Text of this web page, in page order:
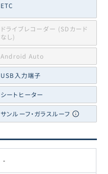
ETC
ドライブレコーダー (SDカード
なし)
Android Auto
USB入力端子
シートヒーター
サンルーフ・ガラスルーフ
-